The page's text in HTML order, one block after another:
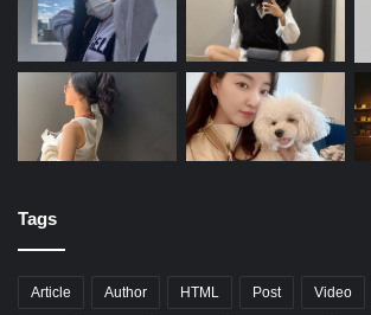
Tags
Article Author HTML Post Video